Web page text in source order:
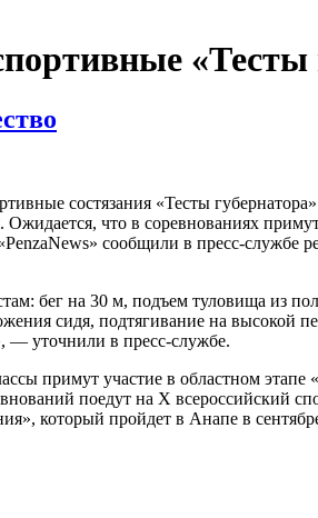
«Тесты
состязания «Тесты
Ожидается, что в соревнованиях
сообщили в пресс-службе
бег на 30 м, подъем туловища из
сидя, подтягивание на высокой
— уточнили в пресс-службе.
примут участие в областном этапе
поедут на Х всероссийский
который пройдет в Анапе в